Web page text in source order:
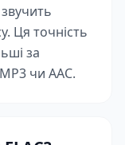
Ця точність
за
чи AAC.